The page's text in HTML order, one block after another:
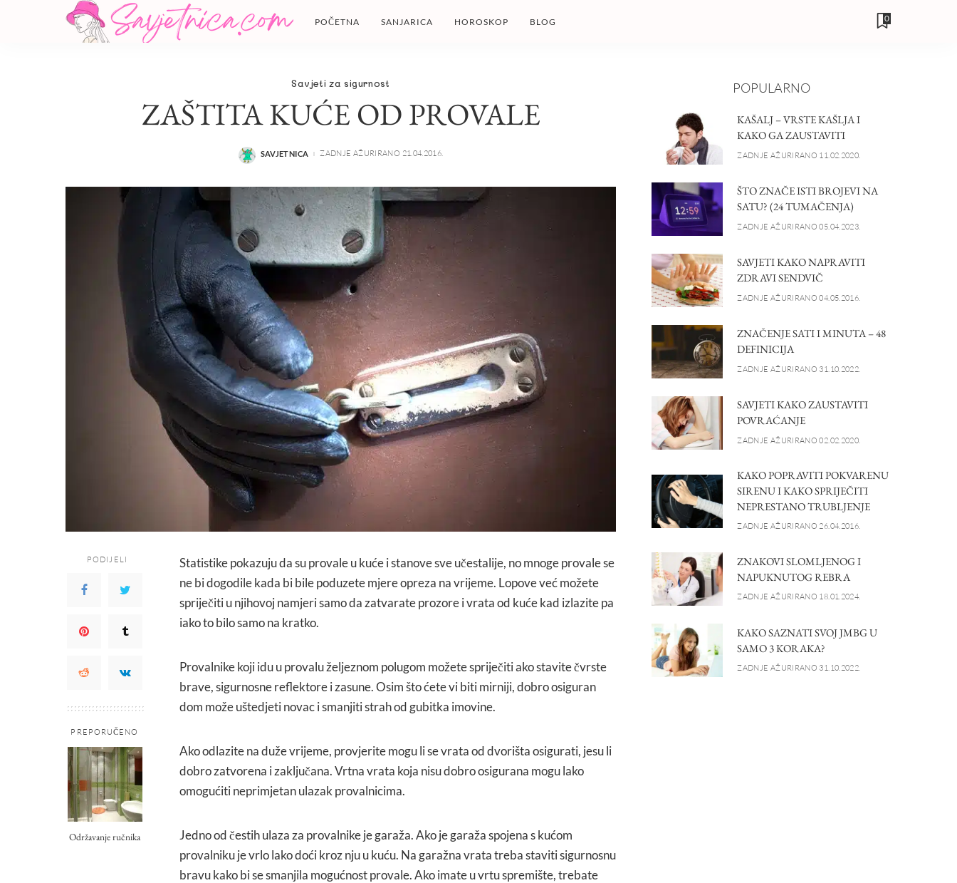
POČETNA SANJARICA HOROSKOP BLOG 0
Savjeti za sigurnost
ZAŠTITA KUĆE OD PROVALE
POSTED
SAVJETNICA ZADNJE AŽURIRANO 21.04.2016.
PODIJELI
PREPORUČENO
Održavanje ručnika
Statistike pokazuju da su provale u kuće i stanove sve učestalije, no mnoge provale se
ne bi dogodile kada bi bile poduzete mjere opreza na vrijeme. Lopove već možete
spriječiti u njihovoj namjeri samo da zatvarate prozore i vrata od kuće kad izlazite pa
iako to bilo samo na kratko.
Provalnike koji idu u provalu željeznom polugom možete spriječiti ako stavite čvrste
brave, sigurnosne reflektore i zasune. Osim što ćete vi biti mirniji, dobro osiguran
dom može uštedjeti novac i smanjiti strah od gubitka imovine.
Ako odlazite na duže vrijeme, provjerite mogu li se vrata od dvorišta osigurati, jesu li
dobro zatvorena i zaključana. Vrtna vrata koja nisu dobro osigurana mogu lako
omogućiti neprimjetan ulazak provalnicima.
Jedno od čestih ulaza za provalnike je garaža. Ako je garaža spojena s kućom
provalniku je vrlo lako doći kroz nju u kuću. Na garažna vrata treba staviti sigurnosnu
bravu kako bi se smanjila mogućnost provale. Ako imate u vrtu spremište, trebate
POPULARNO
KAŠALJ – VRSTE KAŠLJA I
KAKO GA ZAUSTAVITI
ZADNJE AŽURIRANO 11.02.2020.
ŠTO ZNAČE ISTI BROJEVI NA
SATU? (24 TUMAČENJA)
ZADNJE AŽURIRANO 05.04.2023.
SAVJETI KAKO NAPRAVITI
ZDRAVI SENDVIČ
ZADNJE AŽURIRANO 04.05.2016.
ZNAČENJE SATI I MINUTA – 48
DEFINICIJA
ZADNJE AŽURIRANO 31.10.2022.
SAVJETI KAKO ZAUSTAVITI
POVRAĆANJE
ZADNJE AŽURIRANO 02.02.2020.
KAKO POPRAVITI POKVARENU
SIRENU I KAKO SPRIJEČITI
NEPRESTANO TRUBLJENJE
ZADNJE AŽURIRANO 26.04.2016.
ZNAKOVI SLOMLJENOG I
NAPUKNUTOG REBRA
ZADNJE AŽURIRANO 18.01.2024.
KAKO SAZNATI SVOJ JMBG U
SAMO 3 KORAKA?
ZADNJE AŽURIRANO 31.10.2022.